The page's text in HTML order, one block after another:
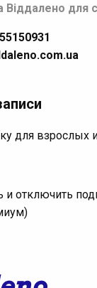
для
для взрослых
и отключить